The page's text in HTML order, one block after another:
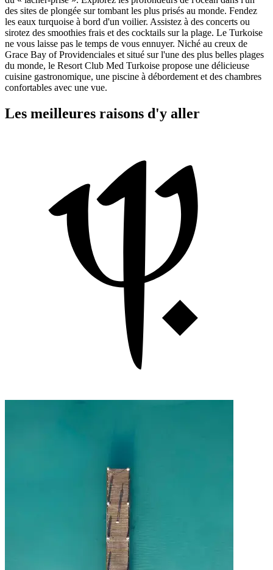
des sites de plongée sur tombant les plus prisés au monde. Fendez
les eaux turquoise à bord d'un voilier. Assistez à des concerts ou
sirotez des smoothies frais et des cocktails sur la plage. Le Turkoise
ne vous laisse pas le temps de vous ennuyer. Niché au creux de
Grace Bay of Providenciales et situé sur l'une des plus belles plages
du monde, le Resort Club Med Turkoise propose une délicieuse
cuisine gastronomique, une piscine à débordement et des chambres
confortables avec une vue.
Les meilleures raisons d'y aller